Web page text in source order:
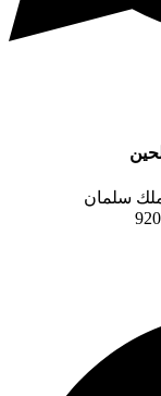
سلمان